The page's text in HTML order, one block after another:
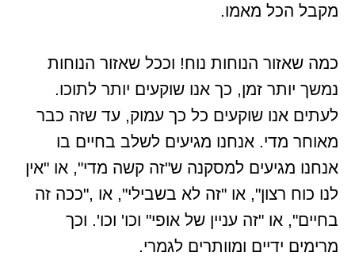
מקבל הכל מאמו.
כמה שאזור הנוחות נוח! וככל שאזור הנוחות
נמשך יותר זמן, כך אנו שוקעים יותר לתוכו.
לעתים אנו שוקעים כל כך עמוק, עד שזה כבר
מאוחר מדי. אנחנו מגיעים לשלב בחיים בו
אנחנו מגיעים למסקנה ש"זה קשה מדי", או "אין
לנו כוח רצון", או "זה לא בשבילי", או ,"ככה זה
בחיים", או "זה עניין של אופי" וכו' וכו'. וכך
מרימים ידיים ומוותרים לגמרי.